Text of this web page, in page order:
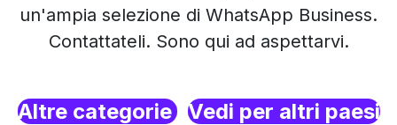
un'ampia selezione di WhatsApp Business.
Contattateli. Sono qui ad aspettarvi.
Altre categorie Vedi per altri paesi